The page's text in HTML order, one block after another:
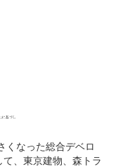
くなった総合デベロ
、東京建物、森トラ